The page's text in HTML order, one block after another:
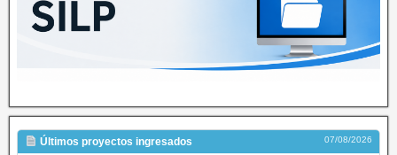
Últimos proyectos ingresados 07/08/2026